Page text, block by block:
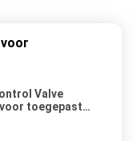
Valve
toegepaste